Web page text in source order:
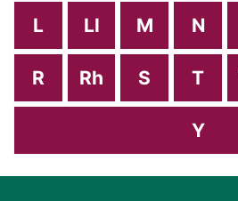
L Ll M N
R Rh S T
Y